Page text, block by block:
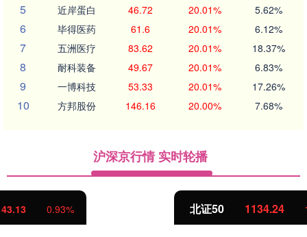
5 近岸蛋白 46.72 20.01% 5.62%
6 毕得医药 61.6 20.01% 6.12%
7 五洲医疗 83.62 20.01% 18.37%
8 耐科装备 49.67 20.01% 6.83%
9 一博科技 53.33 20.01% 17.26%
10 方邦股份 146.16 20.00% 7.68%
沪深京行情 实时轮播
北证50 11.37 1.01%